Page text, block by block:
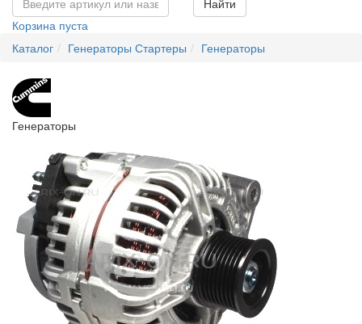
Найти
Корзина пуста
Каталог
Генераторы Стартеры Генераторы
Генераторы